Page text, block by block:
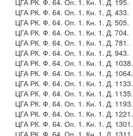
ЦГА РК. Ф. 64. Оп. 1. Кн. 1. Д. 433.
ЦГА РК. Ф. 64. Оп. 1. Кн. 1. Д. 505.
ЦГА РК. Ф. 64. Оп. 1. Кн. 1. Д. 704.
ЦГА РК. Ф. 64. Оп. 1. Кн. 1. Д. 781.
ЦГА РК. Ф. 64. Оп. 1. Кн. 1. Д. 943.
ЦГА РК. Ф. 64. Оп. 1. Кн. 1. Д. 1038.
ЦГА РК. Ф. 64. Оп. 1. Кн. 1. Д. 1064.
ЦГА РК. Ф. 64. Оп. 1. Кн. 1. Д. 1133.
ЦГА РК. Ф. 64. Оп. 1. Кн. 1. Д. 1135.
ЦГА РК. Ф. 64. Оп. 1. Кн. 1. Д. 1193.
ЦГА РК. Ф. 64. Оп. 1. Кн. 1. Д. 1221.
ЦГА РК. Ф. 64. Оп. 1. Кн. 1. Д. 1301.
ЦГА РК. Ф. 64. Оп. 1. Кн. 1. Д. 1311.